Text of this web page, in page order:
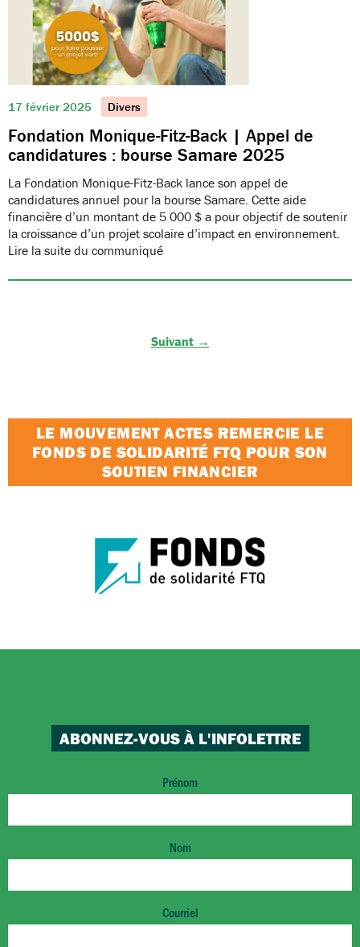
17 février 2025 Divers
Fondation Monique-Fitz-Back | Appel de
candidatures : bourse Samare 2025
La Fondation Monique-Fitz-Back lance son appel de
candidatures annuel pour la bourse Samare. Cette aide
financière d’un montant de 5 000 $ a pour objectif de soutenir
la croissance d’un projet scolaire d’impact en environnement.
Lire la suite du communiqué
Suivant →
LE MOUVEMENT ACTES REMERCIE LE
FONDS DE SOLIDARITÉ FTQ POUR SON
SOUTIEN FINANCIER
ABONNEZ-VOUS À L'INFOLETTRE
Prénom
Nom
Courriel